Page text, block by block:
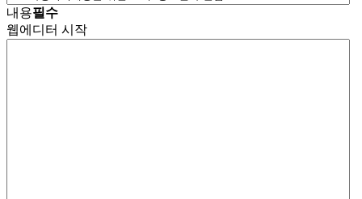
내용필수
웹에디터 시작